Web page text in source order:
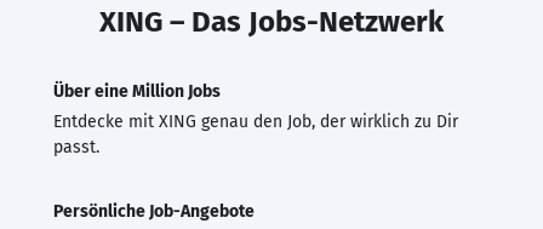
XING – Das Jobs-Netzwerk
Über eine Million Jobs
Entdecke mit XING genau den Job, der wirklich zu Dir
passt.
Persönliche Job-Angebote